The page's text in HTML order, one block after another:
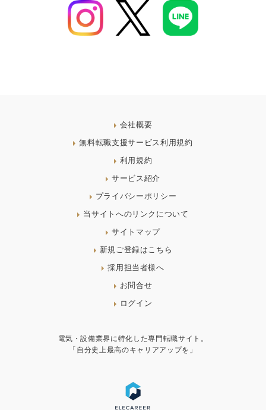
会社概要
無料転職支援サービス利用規約
利用規約
サービス紹介
プライバシーポリシー
当サイトへのリンクについて
サイトマップ
新規ご登録はこちら
採用担当者様へ
お問合せ
ログイン
電気・設備業界に特化した専門転職サイト。
「自分史上最高のキャリアアップを」